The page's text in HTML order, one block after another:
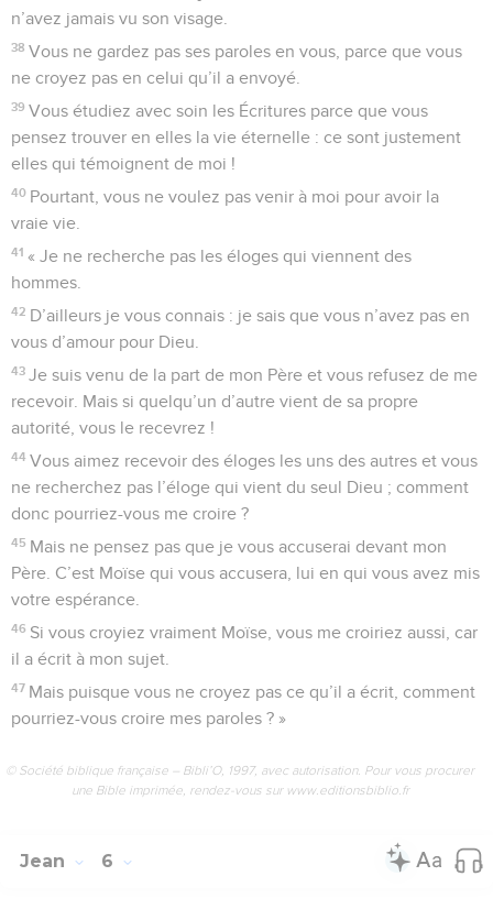
n’avez jamais vu son visage.
38 Vous ne gardez pas ses paroles en vous, parce que vous
ne croyez pas en celui qu’il a envoyé.
39 Vous étudiez avec soin les Écritures parce que vous
pensez trouver en elles la vie éternelle : ce sont justement
elles qui témoignent de moi !
40 Pourtant, vous ne voulez pas venir à moi pour avoir la
vraie vie.
41 « Je ne recherche pas les éloges qui viennent des
hommes.
42 D’ailleurs je vous connais : je sais que vous n’avez pas en
vous d’amour pour Dieu.
43 Je suis venu de la part de mon Père et vous refusez de me
recevoir. Mais si quelqu’un d’autre vient de sa propre
autorité, vous le recevrez !
44 Vous aimez recevoir des éloges les uns des autres et vous
ne recherchez pas l’éloge qui vient du seul Dieu ; comment
donc pourriez-vous me croire ?
45 Mais ne pensez pas que je vous accuserai devant mon
Père. C’est Moïse qui vous accusera, lui en qui vous avez mis
votre espérance.
46 Si vous croyiez vraiment Moïse, vous me croiriez aussi, car
il a écrit à mon sujet.
47 Mais puisque vous ne croyez pas ce qu’il a écrit, comment
pourriez-vous croire mes paroles ? »
© Société biblique française – Bibli’O, 1997, avec autorisation. Pour vous procurer
une Bible imprimée, rendez-vous sur www.editionsbiblio.fr
Jean 6